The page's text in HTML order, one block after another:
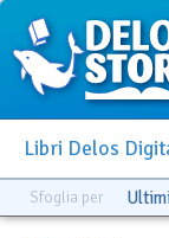
Libri Delos
Sfoglia per